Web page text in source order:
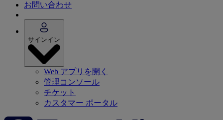
お問い合わせ
サインイン
Web アプリを開く
管理コンソール
チケット
カスタマー ポータル